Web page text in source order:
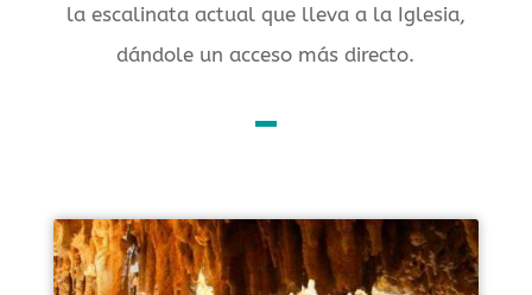
la escalinata actual que lleva a la Iglesia,
dándole un acceso más directo.